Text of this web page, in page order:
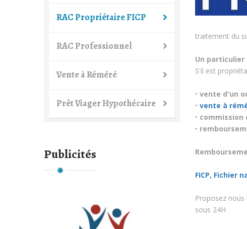
RAC Propriétaire FICP
RAC Professionnel
Vente à Réméré
Prêt Viager Hypothécaire
Publicités
traitement du
Un particulier
S'il est
• vente d'un
• vente à
•
•
FICP, Fichier
Proposez
sous 24H